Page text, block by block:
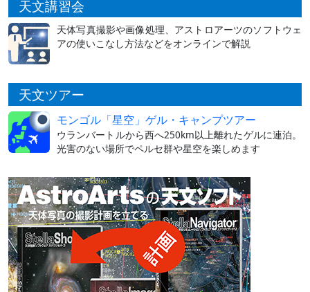
天文講習会
天体写真撮影や画像処理、アストロアーツのソフトウェ
アの使いこなし方法などをオンラインで解説
天文ツアー
モンゴル「星空」ゲル・キャンプツアー
ウランバートルから西へ250km以上離れたゲルに連泊。
光害のない場所でペルセ群や星空を楽しめます